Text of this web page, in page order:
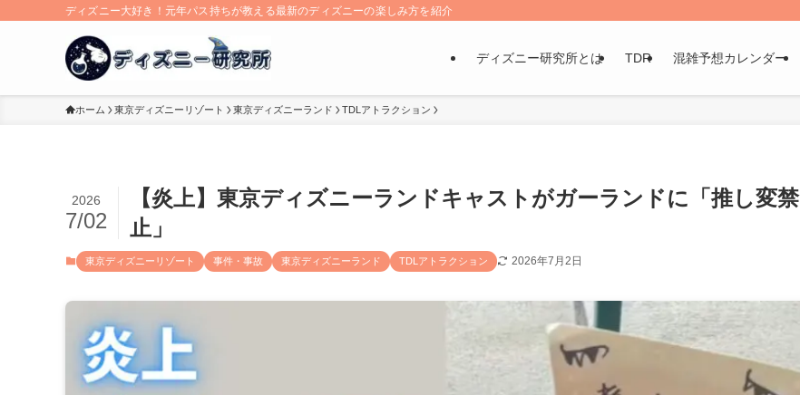
ディズニー大好き！元年パス持ちが教える最新のディズニーの楽しみ方を紹介
ディズニー研究所とは TDR 混雑予想カレンダー
ホーム 東京ディズニーリゾート 東京ディズニーランド TDLアトラクション
【炎上】東京ディズニーランドキャストがガーランドに「推し変禁
止」
2026
7/02
東京ディズニーリゾート 事件・事故 東京ディズニーランド TDLアトラクション 2026年7月2日